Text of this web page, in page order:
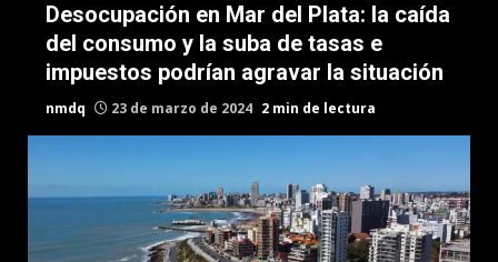
Desocupación en Mar del Plata: la caída
del consumo y la suba de tasas e
impuestos podrían agravar la situación
nmdq 23 de marzo de 2024 2 min de lectura